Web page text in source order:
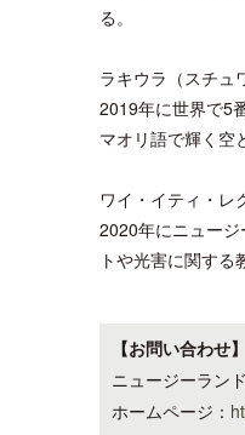
る。
ラキウラ（スチュ
2019年に世界で5
マオリ語で輝く空
ワイ・イティ・レ
2020年にニュー
トや光害に関する
【お問い合わせ】
ニュージーラン
ホームページ：